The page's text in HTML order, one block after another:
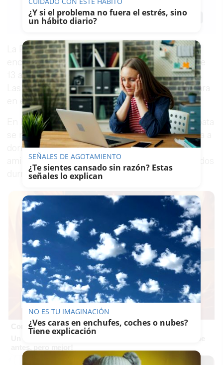
29/03/2022Actualizado: 29/03/2022 - 11:40
Guardar
La Policía Nacional deAlmeríaestá tratando de
encontrar en las últimas horas a dos menores de
13 años que desaparecieron el pasado domingo.
Las dos chicas son amigas y compañeras de clara
en el instituto La Salle (Almería).
En la tarde del domingo, una de ellas, María Zapata
se marchó de su casa indicando que se quedaría a
dormir junto a su amiga. Se sospecha que su
amiga repitió la misma jugada y ninguna de las dos
durmió en casa de la amiga.
Corepunk MMORPG
¿Y si el problema no fuera el estrés, sino
un hábito diario?
SEÑALES DE AGOTAMIENTO
¿Te sientes cansado sin razón? Estas
señales lo explican
NO ES TU IMAGINACIÓN
¿Ves caras en enchufes, coches o nubes?
Tiene explicación